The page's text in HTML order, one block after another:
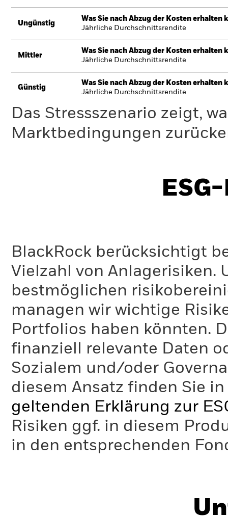
Ungünstig
Was Sie nach Abzug der Kosten erhalten
Jährliche Durchschnittsrendite
Mittler
Was Sie nach Abzug der Kosten erhalten
Jährliche Durchschnittsrendite
Günstig
Was Sie nach Abzug der Kosten erhalten
Jährliche Durchschnittsrendite
Das Stressszenario zeigt,
Marktbedingungen
BlackRock berücksichtigt
Vielzahl von Anlagerisiken.
bestmöglichen
managen wir wichtige
Portfolios haben könnten.
finanziell relevante Daten
Sozialem und/oder
diesem Ansatz finden Sie
geltenden Erklärung zur
Risiken ggf. in diesem
in den entsprechenden